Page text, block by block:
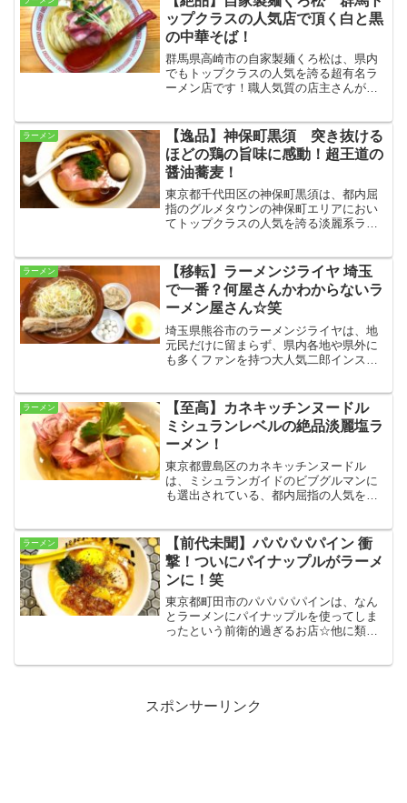
わいとなっています☆
ップクラスの人気店で頂く白と黒
の中華そば！
群馬県高崎市の自家製麺くろ松は、県内
でもトップクラスの人気を誇る超有名ラ
ーメン店です！職人気質の店主さんが織
華そばを白醤油と黒醤油で2杯頂いて来ま
した☆
ラーメン
【逸品】神保町黒須 突き抜ける
ほどの鶏の旨味に感動！超王道の
醤油蕎麦！
東京都千代田区の神保町黒須は、都内屈
指のグルメタウンの神保町エリアにおい
てトップクラスの人気を誇る淡麗系ラー
ンプルながらどこまでも深く、王者の貫
禄を持つ絶品でした☆
ラーメン
【移転】ラーメンジライヤ 埼玉
で一番？何屋さんかわからないラ
ーメン屋さん☆笑
埼玉県熊谷市のラーメンジライヤは、地
元民だけに留まらず、県内各地や県外に
も多くファンを持つ大人気二郎インスパ
のまで提供し始めた、なんともファンキ
ーなお店です！笑
ラーメン
【至高】カネキッチンヌードル
ミシュランレベルの絶品淡麗塩ラ
ーメン！
東京都豊島区のカネキッチンヌードル
は、ミシュランガイドのビブグルマンに
も選出されている、都内屈指の人気を誇
ニューも評判の良い実力店となっていま
す☆
ラーメン
【前代未聞】パパパパパイン 衝
撃！ついにパイナップルがラーメ
ンに！笑
東京都町田市のパパパパパインは、なん
とラーメンにパイナップルを使ってしま
ったという前衛的過ぎるお店☆他に類を
スポンサーリンク